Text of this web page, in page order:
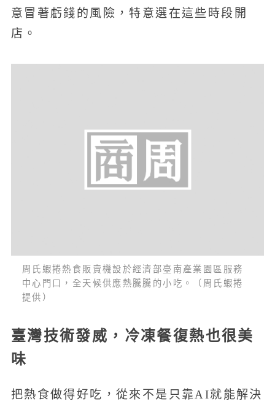
意冒著虧錢的風險，特意選在這些時段開
店。
周氏蝦捲熱食販賣機設於經濟部臺南產業園區服務
中心門口，全天候供應熱騰騰的小吃。（周氏蝦捲
提供）
臺灣技術發威，冷凍餐復熱也很美
味
把熱食做得好吃，從來不是只靠AI就能解決